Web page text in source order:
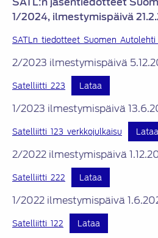
1/2024, ilmestymispäivä
2/2023 ilmestymispäivä
Satelliitti_223 Lataa
1/2023 ilmestymispäivä
Satelliitti_123_verkkojulkaisu Lataa
2/2022 ilmestymispäivä
Satelliitti_222 Lataa
1/2022 ilmestymispäivä
Satelliitti_122 Lataa